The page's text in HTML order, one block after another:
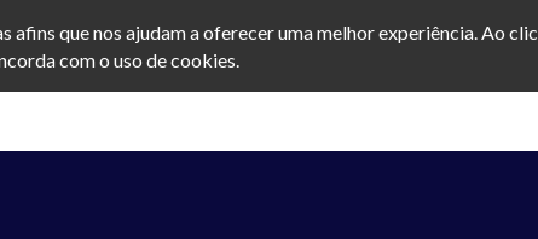
afins que nos ajudam a oferecer uma melhor experiência. Ao
com o uso de cookies.